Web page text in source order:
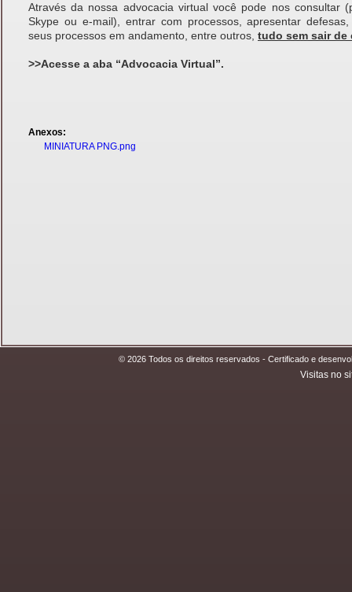
Através da nossa advocacia virtual você pode nos consultar
Skype ou e-mail), entrar com processos, apresentar
seus processos em andamento, entre outros, tudo sem sair de
>>Acesse a aba “Advocacia Virtual”.
Anexos:
MINIATURA PNG.png
© 2026 Todos os direitos reservados - Certificado e
Visitas no